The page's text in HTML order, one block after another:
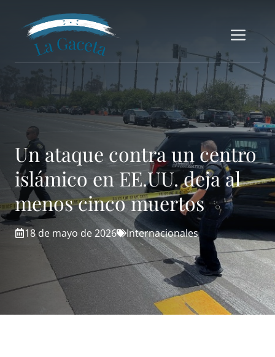
contenido
Un ataque contra un centro
islámico en EE.UU. deja al
menos cinco muertos
18 de mayo de 2026 Internacionales